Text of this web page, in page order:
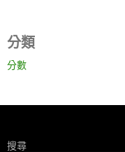
分類
分數
搜尋